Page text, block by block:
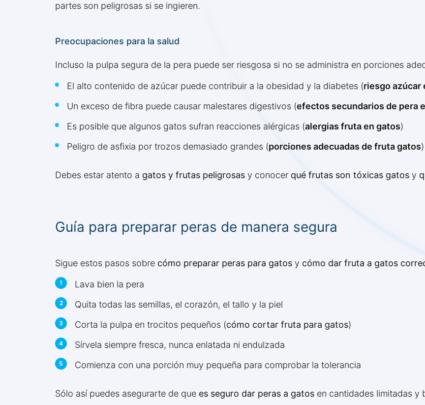
partes son peligrosas si se ingieren.
Preocupaciones para la salud
Incluso la pulpa segura de la pera puede ser riesgosa si no se administra en porciones
El alto contenido de azúcar puede contribuir a la obesidad y la diabetes (riesgo azúcar
Un exceso de fibra puede causar malestares digestivos (efectos secundarios de pera
Es posible que algunos gatos sufran reacciones alérgicas (alergias fruta en gatos)
Peligro de asfixia por trozos demasiado grandes (porciones adecuadas de fruta gatos)
Debes estar atento a gatos y frutas peligrosas y conocer qué frutas son tóxicas gatos y
Guía para preparar peras de manera segura
Sigue estos pasos sobre cómo preparar peras para gatos y cómo dar fruta a gatos
Lava bien la pera
Quita todas las semillas, el corazón, el tallo y la piel
Corta la pulpa en trocitos pequeños (cómo cortar fruta para gatos)
Sírvela siempre fresca, nunca enlatada ni endulzada
Comienza con una porción muy pequeña para comprobar la tolerancia
Sólo así puedes asegurarte de que es seguro dar peras a gatos en cantidades limitadas y